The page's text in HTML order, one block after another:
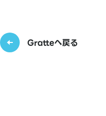
Gratteへ戻る